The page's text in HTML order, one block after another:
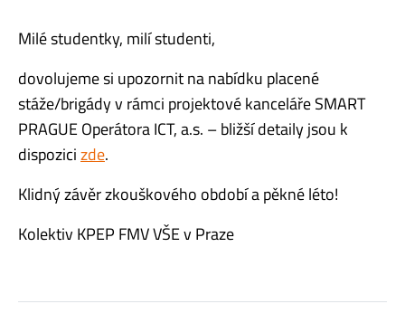
Milé studentky, milí studenti,
dovolujeme si upozornit na nabídku placené
stáže/brigády v rámci projektové kanceláře SMART
PRAGUE Operátora ICT, a.s. – bližší detaily jsou k
dispozicizde.
Klidný závěr zkouškového období a pěkné léto!
Kolektiv KPEP FMV VŠE v Praze